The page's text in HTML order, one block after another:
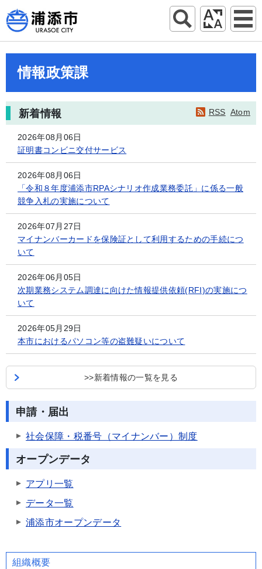
情報政策課
RSS Atom
新着情報
2026年08月06日
証明書コンビニ交付サービス
2026年08月06日
「令和８年度浦添市RPAシナリオ作成業務委託」に係る一般
競争入札の実施について
2026年07月27日
マイナンバーカードを保険証として利用するための手続につ
いて
2026年06月05日
次期業務システム調達に向けた情報提供依頼(RFI)の実施につ
いて
2026年05月29日
本市におけるパソコン等の盗難疑いについて
>>新着情報の一覧を見る
申請・届出
社会保障・税番号（マイナンバー）制度
オープンデータ
アプリ一覧
データ一覧
浦添市オープンデータ
組織概要